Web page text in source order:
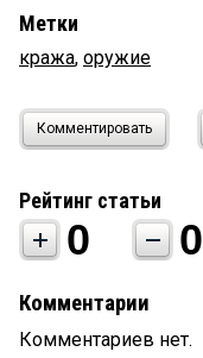
Метки
кража, оружие
Комментировать
Рейтинг статьи
0 0
Комментарии
Комментариев нет.